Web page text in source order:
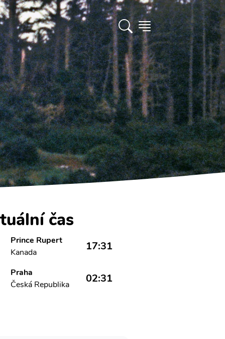
čas
Prince Rupert
Kanada
17:31
Praha
Česká Republika
02:31